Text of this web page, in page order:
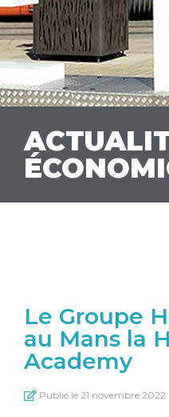
Le Groupe
au Mans la
Academy
Publié le 21 novembre 2022